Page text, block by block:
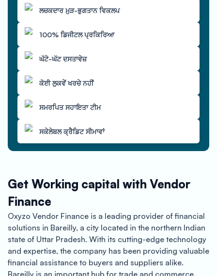
ਲਚਕਦਾਰ ਮੁੜ-ਭੁਗਤਾਨ ਵਿਕਲਪ
100% ਡਿਜੀਟਲ ਪ੍ਰਕਿਰਿਆ
ਘੱਟੋ-ਘੱਟ ਦਸਤਾਵੇਜ਼
ਕੋਈ ਲੁਕਵੇਂ ਖਰਚੇ ਨਹੀਂ
ਸਮਰਪਿਤ ਸਹਾਇਤਾ ਟੀਮ
ਸਕੇਲੇਬਲ ਕ੍ਰੈਡਿਟ ਸੀਮਾਵਾਂ
Get Working capital with Vendor
Finance
Oxyzo Vendor Finance is a leading provider of financial
solutions in Bareilly, a city located in the northern Indian
state of Uttar Pradesh. With its cutting-edge technology
and expertise, the company has been providing valuable
financial assistance to buyers and suppliers alike.
Bareilly is an important hub for trade and commerce,